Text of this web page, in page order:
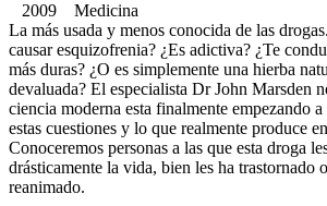
2009 Medicina
La más usada y menos conocida de las
causar esquizofrenia? ¿Es adictiva? ¿Te
más duras? ¿O es simplemente una hierba
devaluada? El especialista Dr John Marsden
ciencia moderna esta finalmente empezando a
estas cuestiones y lo que realmente produce
Conoceremos personas a las que esta droga
drásticamente la vida, bien les ha trastornado
reanimado.